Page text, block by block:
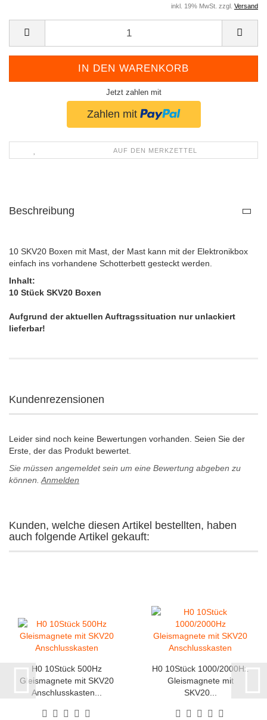
inkl. 19% MwSt. zzgl. Versand
Jetzt zahlen mit
AUF DEN MERKZETTEL
Beschreibung
10 SKV20 Boxen mit Mast, der Mast kann mit der Elektronikbox
einfach ins vorhandene Schotterbett gesteckt werden.
Inhalt:
10 Stück SKV20 Boxen
Aufgrund der aktuellen Auftragssituation nur unlackiert
lieferbar!
Kundenrezensionen
Leider sind noch keine Bewertungen vorhanden. Seien Sie der
Erste, der das Produkt bewertet.
Sie müssen angemeldet sein um eine Bewertung abgeben zu
können. Anmelden
Kunden, welche diesen Artikel bestellten, haben
auch folgende Artikel gekauft:
H0 10Stück 500Hz
Gleismagnete mit SKV20
Anschlusskasten...
H0 10Stück 1000/2000Hz
Gleismagnete mit
SKV20...